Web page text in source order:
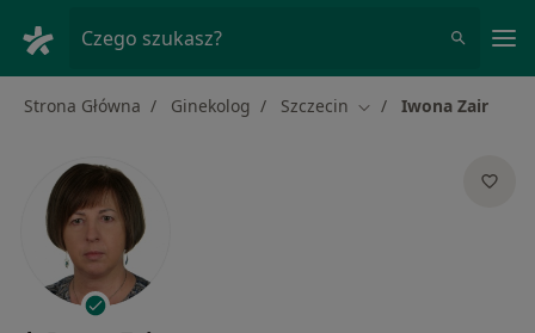
Czego szukasz?
Strona Główna Ginekolog Szczecin Zmień miasto
Iwona Zair